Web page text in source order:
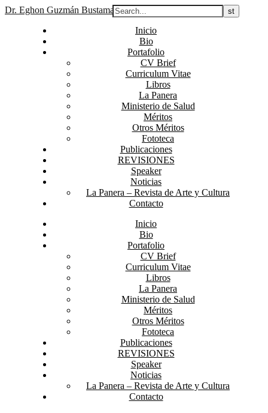
Dr. Eghon Guzmán Bustamante
Inicio
Bio
Portafolio
CV Brief
Curriculum Vitae
Libros
La Panera
Ministerio de Salud
Méritos
Otros Méritos
Fototeca
Publicaciones
REVISIONES
Speaker
Noticias
La Panera – Revista de Arte y Cultura
Contacto
Inicio
Bio
Portafolio
CV Brief
Curriculum Vitae
Libros
La Panera
Ministerio de Salud
Méritos
Otros Méritos
Fototeca
Publicaciones
REVISIONES
Speaker
Noticias
La Panera – Revista de Arte y Cultura
Contacto